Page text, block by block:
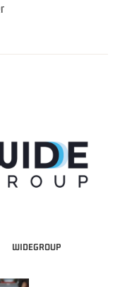
WIDEGROUP